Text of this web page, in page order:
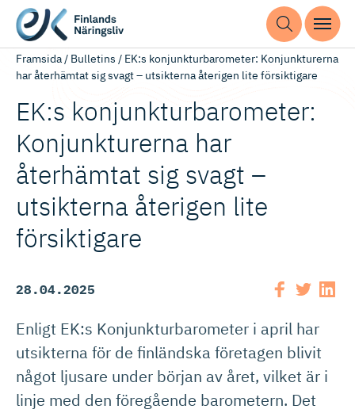
Framsida/ Bulletins / EK:s konjunkturbarometer: Konjunkturerna
har återhämtat sig svagt – utsikterna återigen lite försiktigare
EK:s konjunktur­ba­ro­meter:
Konjunkturerna har
återhämtat sig svagt –
utsikterna återigen lite
försiktigare
28.04.2025
Enligt EK:s Konjunkturbarometer i april har
utsikterna för de finländska företagen blivit
något ljusare under början av året, vilket är i
linje med den föregående barometern. Det